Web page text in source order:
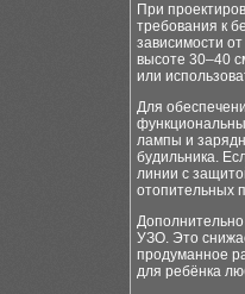
При
требования к
зависимости
высоте 30–40
или
Для
лампы и
будильника.
линии с
отопительных
УЗО. Это
продуманное
для ребёнка